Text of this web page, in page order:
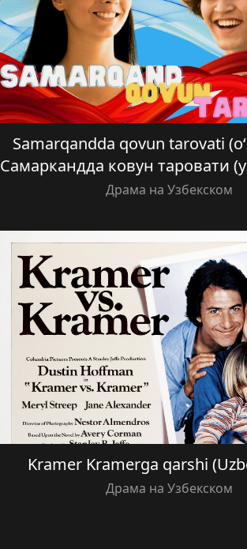
Samarqandda qovun tarovati
Самаркандда ковун таровати
Драма на Узбекском
Kramer Kramerga qarshi
Драма на Узбекском